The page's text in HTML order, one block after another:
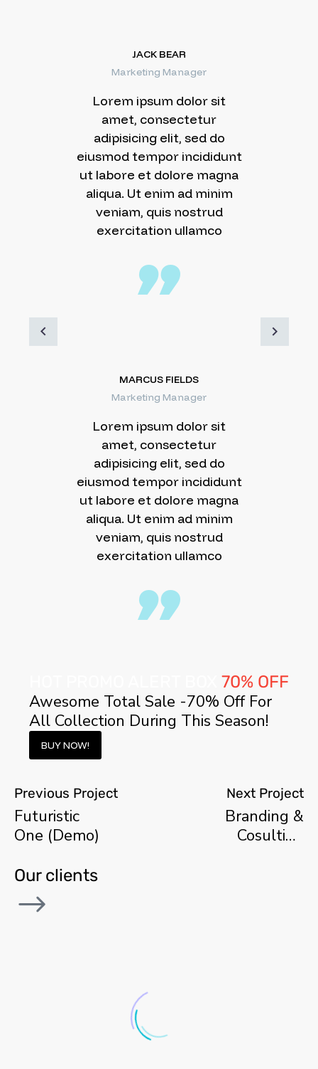
JACK BEAR
Marketing Manager
Lorem ipsum dolor sit
amet, consectetur
adipisicing elit, sed do
eiusmod tempor incididunt
ut labore et dolore magna
aliqua. Ut enim ad minim
veniam, quis nostrud
exercitation ullamco
MARCUS FIELDS
Marketing Manager
Lorem ipsum dolor sit
amet, consectetur
adipisicing elit, sed do
eiusmod tempor incididunt
ut labore et dolore magna
aliqua. Ut enim ad minim
veniam, quis nostrud
exercitation ullamco
70% OFF
Awesome Total Sale -70% Off For
All Collection During This Season!
BUY NOW!
Previous Project
Futuristic
One (Demo)
Next Project
Branding &
Cosulting
Our clients